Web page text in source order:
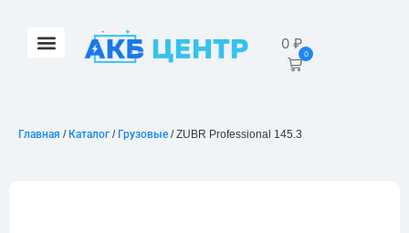
0₽
0
Главная / Каталог / Грузовые / ZUBR Professional 145.3